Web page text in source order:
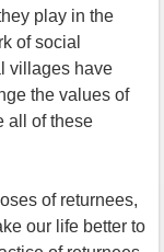
play in the
of social
villages have
the values of
all of these
of returnees,
our life better to